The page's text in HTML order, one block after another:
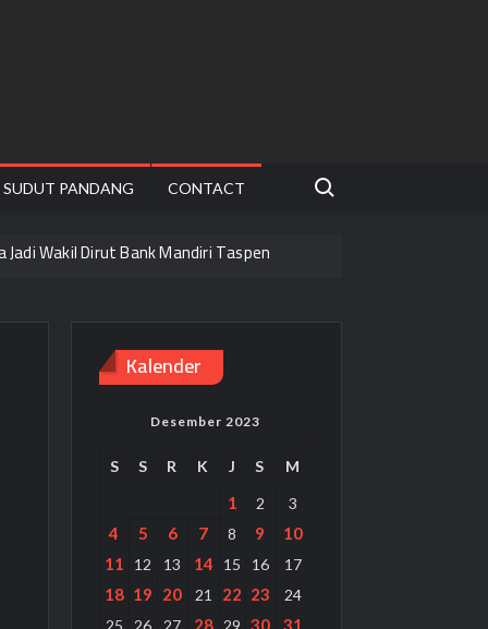
SUDUT PANDANG CONTACT
Search for:
Jadi Wakil Dirut Bank Mandiri Taspen
Kalender
Desember 2023
S S R K J S M
1 2 3
4 5 6 7 8 9
10
11
12 13 14 15 16 17
18 19 20 21 22 23
24
25
26 27 28 29 30 31